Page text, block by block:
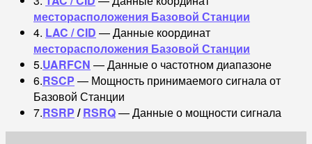
месторасположения Базовой Станции
4. LAC / CID — Данные координат
месторасположения Базовой Станции
5.UARFCN — Данные о частотном диапазоне
6.RSCP — Мощность принимаемого сигнала от
Базовой Станции
7.RSRP /RSRQ— Данные о мощности сигнала